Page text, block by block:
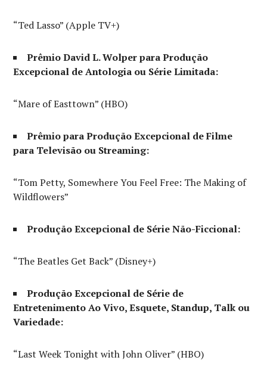
“Ted Lasso” (Apple TV+)
Prêmio David L. Wolper para Produção
Excepcional de Antologia ou Série Limitada:
“Mare of Easttown” (HBO)
Prêmio para Produção Excepcional de Filme
para Televisão ou Streaming:
“Tom Petty, Somewhere You Feel Free: The Making of
Wildflowers”
Produção Excepcional de Série Não-Ficcional:
“The Beatles Get Back” (Disney+)
Produção Excepcional de Série de
Entretenimento Ao Vivo, Esquete, Standup, Talk ou
Variedade:
“Last Week Tonight with John Oliver” (HBO)